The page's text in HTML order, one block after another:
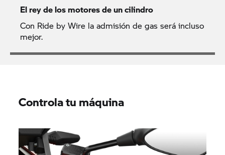
El rey de los motores de un cilindro
Con Ride by Wire la admisión de gas será incluso
mejor.
Controla tu máquina